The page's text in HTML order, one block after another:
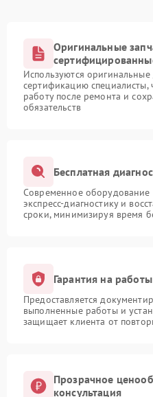
Оригинальные
Используются
сертификацию специалисты,
работу после ремонта и
обязательств
Бесплатная
Современное оборудование
экспресс-диагностику и
сроки, минимизируя время
Гарантия на
Предоставляется
выполненные работы и
защищает клиента от
Прозрачное
консультация